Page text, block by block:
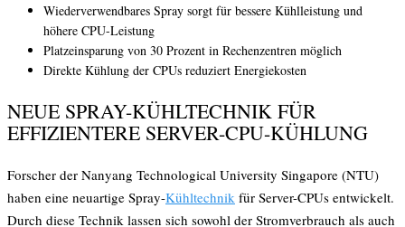
Wiederverwendbares Spray sorgt für bessere Kühlleistung und
höhere CPU-Leistung
Platzeinsparung von 30 Prozent in Rechenzentren möglich
Direkte Kühlung der CPUs reduziert Energiekosten
NEUE SPRAY-KÜHLTECHNIK FÜR
EFFIZIENTERE SERVER-CPU-KÜHLUNG
Forscher der Nanyang Technological University Singapore (NTU)
haben eine neuartige Spray-Kühltechnik für Server-CPUs entwickelt.
Durch diese Technik lassen sich sowohl der Stromverbrauch als auch